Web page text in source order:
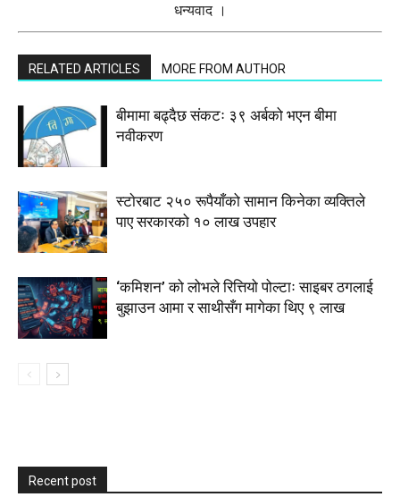
धन्यवाद ।
RELATED ARTICLES MORE FROM AUTHOR
बीमामा बढ्दैछ संकटः ३९ अर्बको भएन बीमा
नवीकरण
स्टाेरबाट २५० रूपैयाँको सामान किनेका व्यक्तिले
पाए सरकारको १० लाख उपहार
‘कमिशन’ को लोभले रित्तियो पोल्टाः साइबर ठगलाई
बुझाउन आमा र साथीसँग मागेका थिए ९ लाख
Recent post